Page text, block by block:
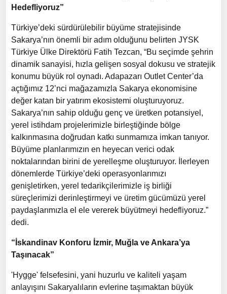
Hedefliyoruz”
Türkiye’deki sürdürülebilir büyüme stratejisinde
Sakarya’nın önemli bir adım olduğunu belirten JYSK
Türkiye Ülke Direktörü Fatih Tezcan, “Bu seçimde şehrin
dinamik sanayisi, hızla gelişen sosyal dokusu ve stratejik
konumu büyük rol oynadı. Adapazarı Outlet Center’da
açtığımız 12’nci mağazamızla Sakarya ekonomisine
değer katan bir yatırım ekosistemi oluşturuyoruz.
Sakarya’nın sahip olduğu genç ve üretken potansiyel,
yerel istihdam projelerimizle birleştiğinde bölge
kalkınmasına doğrudan katkı sunmamıza imkan tanıyor.
Büyüme planlarımızın en heyecan verici odak
noktalarından birini de yerelleşme oluşturuyor. İlerleyen
dönemlerde Türkiye’deki operasyonlarımızı
genişletirken, yerel tedarikçilerimizle iş birliği
süreçlerimizi derinleştirmeyi ve üretim gücümüzü yerel
paydaşlarımızla el ele vererek büyütmeyi hedefliyoruz.”
dedi.
“İskandinav Konforu İzmir, Muğla ve Ankara’ya
Taşınacak”
'Hygge' felsefesini, yani huzurlu ve kaliteli yaşam
anlayışını Sakaryalıların evlerine taşımaktan büyük